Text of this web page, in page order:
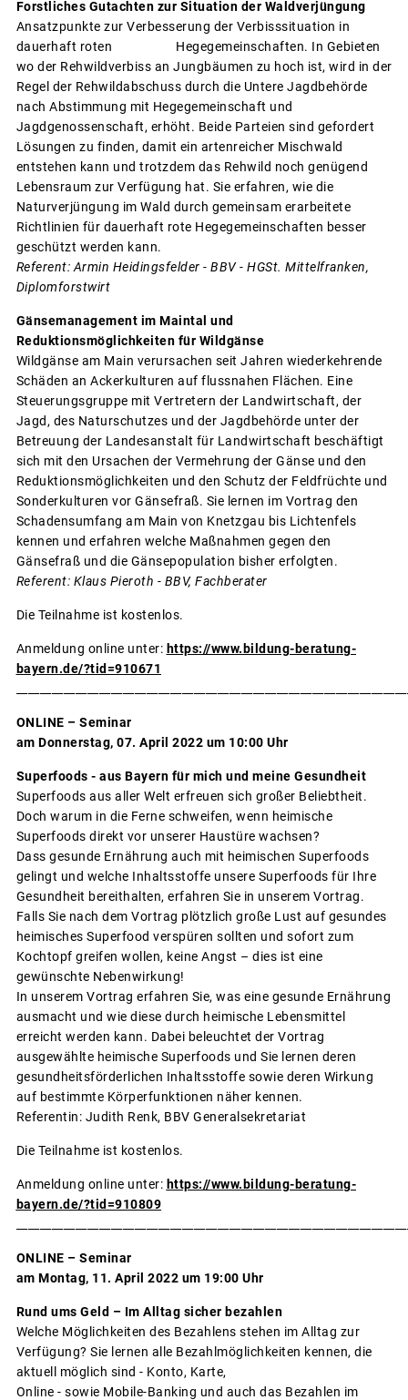
Forstliches Gutachten zur Situation der Waldverjüngung
Ansatzpunkte zur Verbesserung der Verbisssituation in
dauerhaft roten Hegegemeinschaften. In Gebieten
wo der Rehwildverbiss an Jungbäumen zu hoch ist, wird in der
Regel der Rehwildabschuss durch die Untere Jagdbehörde
nach Abstimmung mit Hegegemeinschaft und
Jagdgenossenschaft, erhöht. Beide Parteien sind gefordert
Lösungen zu finden, damit ein artenreicher Mischwald
entstehen kann und trotzdem das Rehwild noch genügend
Lebensraum zur Verfügung hat. Sie erfahren, wie die
Naturverjüngung im Wald durch gemeinsam erarbeitete
Richtlinien für dauerhaft rote Hegegemeinschaften besser
geschützt werden kann.
Referent: Armin Heidingsfelder - BBV - HGSt. Mittelfranken,
Diplomforstwirt
Gänsemanagement im Maintal und
Reduktionsmöglichkeiten für Wildgänse
Wildgänse am Main verursachen seit Jahren wiederkehrende
Schäden an Ackerkulturen auf flussnahen Flächen. Eine
Steuerungsgruppe mit Vertretern der Landwirtschaft, der
Jagd, des Naturschutzes und der Jagdbehörde unter der
Betreuung der Landesanstalt für Landwirtschaft beschäftigt
sich mit den Ursachen der Vermehrung der Gänse und den
Reduktionsmöglichkeiten und den Schutz der Feldfrüchte und
Sonderkulturen vor Gänsefraß. Sie lernen im Vortrag den
Schadensumfang am Main von Knetzgau bis Lichtenfels
kennen und erfahren welche Maßnahmen gegen den
Gänsefraß und die Gänsepopulation bisher erfolgten.
Referent: Klaus Pieroth - BBV, Fachberater
Die Teilnahme ist kostenlos.
Anmeldung online unter: https://www.bildung-beratung-
bayern.de/?tid=910671
ONLINE – Seminar
am Donnerstag, 07. April 2022 um 10:00 Uhr
Superfoods - aus Bayern für mich und meine Gesundheit
Superfoods aus aller Welt erfreuen sich großer Beliebtheit.
Doch warum in die Ferne schweifen, wenn heimische
Superfoods direkt vor unserer Haustüre wachsen?
Dass gesunde Ernährung auch mit heimischen Superfoods
gelingt und welche Inhaltsstoffe unsere Superfoods für Ihre
Gesundheit bereithalten, erfahren Sie in unserem Vortrag.
Falls Sie nach dem Vortrag plötzlich große Lust auf gesundes
heimisches Superfood verspüren sollten und sofort zum
Kochtopf greifen wollen, keine Angst – dies ist eine
gewünschte Nebenwirkung!
In unserem Vortrag erfahren Sie, was eine gesunde Ernährung
ausmacht und wie diese durch heimische Lebensmittel
erreicht werden kann. Dabei beleuchtet der Vortrag
ausgewählte heimische Superfoods und Sie lernen deren
gesundheitsförderlichen Inhaltsstoffe sowie deren Wirkung
auf bestimmte Körperfunktionen näher kennen.
Referentin: Judith Renk, BBV Generalsekretariat
Die Teilnahme ist kostenlos.
Anmeldung online unter: https://www.bildung-beratung-
bayern.de/?tid=910809
ONLINE – Seminar
am Montag, 11. April 2022 um 19:00 Uhr
Rund ums Geld – Im Alltag sicher bezahlen
Welche Möglichkeiten des Bezahlens stehen im Alltag zur
Verfügung? Sie lernen alle Bezahlmöglichkeiten kennen, die
aktuell möglich sind - Konto, Karte,
Online - sowie Mobile-Banking und auch das Bezahlen im